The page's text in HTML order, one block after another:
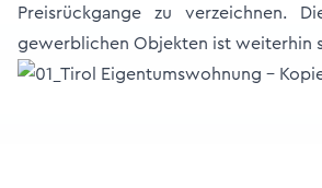
Preisrückgange zu verzeichnen.
gewerblichen Objekten ist weiterhin